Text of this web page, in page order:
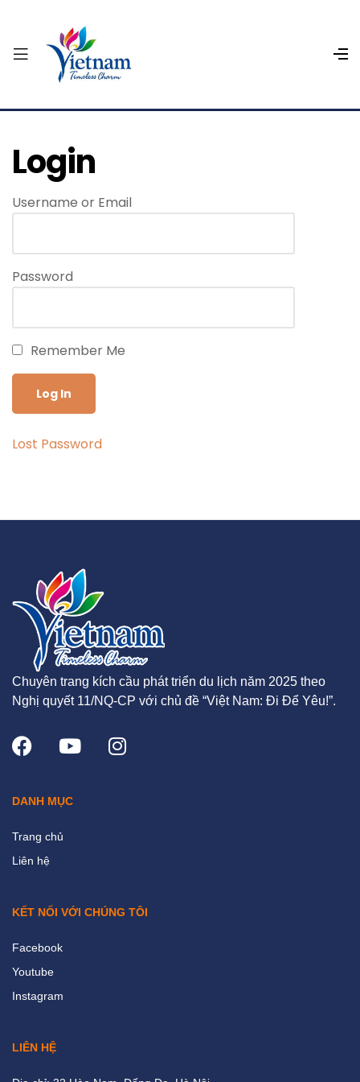
Login
Username or Email
Password
Remember Me
Lost Password
Chuyên trang kích cầu phát triển du lịch năm 2025 theo
Nghị quyết 11/NQ-CP với chủ đề “Việt Nam: Đi Để Yêu!”.
DANH MỤC
Trang chủ
Liên hệ
KẾT NỐI VỚI CHÚNG TÔI
Facebook
Youtube
Instagram
LIÊN HỆ